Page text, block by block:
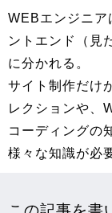
WEBエンジニア
ントエンド（見
に分かれる。
サイト制作だけ
レクションや、
コーディングの
様々な知識が必